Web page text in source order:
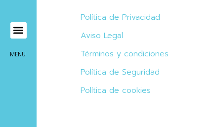
MENU
Política de Privacidad
Aviso Legal
Términos y condiciones
Política de Seguridad
Política de cookies